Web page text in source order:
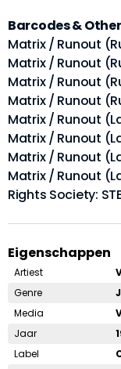
Barcodes &
Matrix / Runout
Matrix / Runout
Matrix / Runout
Matrix / Runout
Matrix / Runout
Matrix / Runout
Matrix / Runout
Matrix / Runout
Rights Society:
Eigenschappen
Artiest
Genre
Media
Jaar
Label